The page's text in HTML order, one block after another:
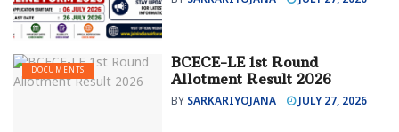
DOCUMENTS
BCECE-LE 1st Round
Allotment Result 2026
BY SARKARIYOJANA JULY 27, 2026